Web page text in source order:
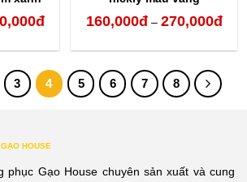
đKhoảng
từ
170,000đ
280,000đ
160,000đ – 270,000đ
3 4 5 6 7 8
HOUSE
phục Gạo House chuyên sản xuất và cung